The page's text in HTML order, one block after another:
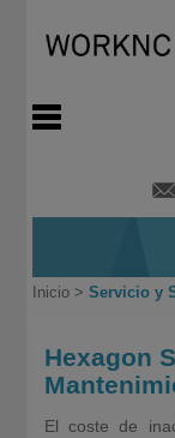
Inicio> Servicio y
Hexagon
El coste de